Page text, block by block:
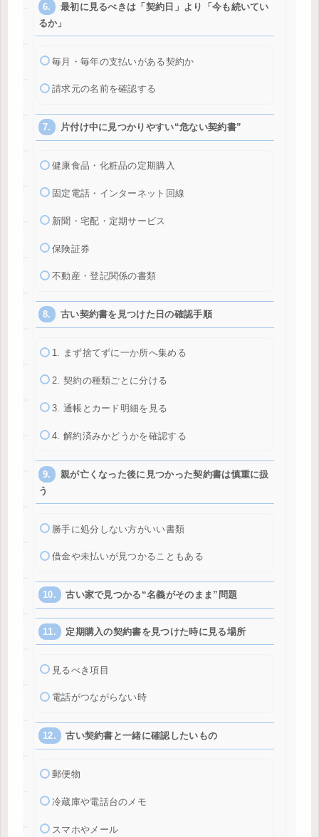
最初に見るべきは「契約日」より「今も続いてい
るか」
毎月・毎年の支払いがある契約か
請求元の名前を確認する
片付け中に見つかりやすい“危ない契約書”
健康食品・化粧品の定期購入
固定電話・インターネット回線
新聞・宅配・定期サービス
保険証券
不動産・登記関係の書類
古い契約書を見つけた日の確認手順
1. まず捨てずに一か所へ集める
2. 契約の種類ごとに分ける
3. 通帳とカード明細を見る
4. 解約済みかどうかを確認する
親が亡くなった後に見つかった契約書は慎重に扱
う
勝手に処分しない方がいい書類
借金や未払いが見つかることもある
古い家で見つかる“名義がそのまま”問題
定期購入の契約書を見つけた時に見る場所
見るべき項目
電話がつながらない時
古い契約書と一緒に確認したいもの
郵便物
冷蔵庫や電話台のメモ
スマホやメール